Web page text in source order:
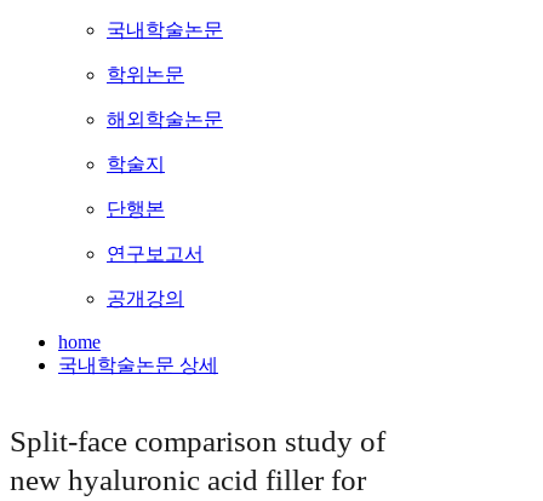
국내학술논문
학위논문
해외학술논문
학술지
단행본
연구보고서
공개강의
home
국내학술논문 상세
Split-face comparison study of
new hyaluronic acid filler for